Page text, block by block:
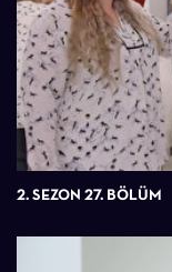
2. SEZON 27. BÖLÜM